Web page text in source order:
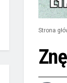
Strona